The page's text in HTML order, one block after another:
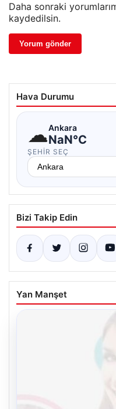
Daha sonraki
kaydedilsin.
Hava Durumu
☁Ankara
NaN°C
ŞEHIR SEÇ
Bizi Takip Edin
Yan Manşet